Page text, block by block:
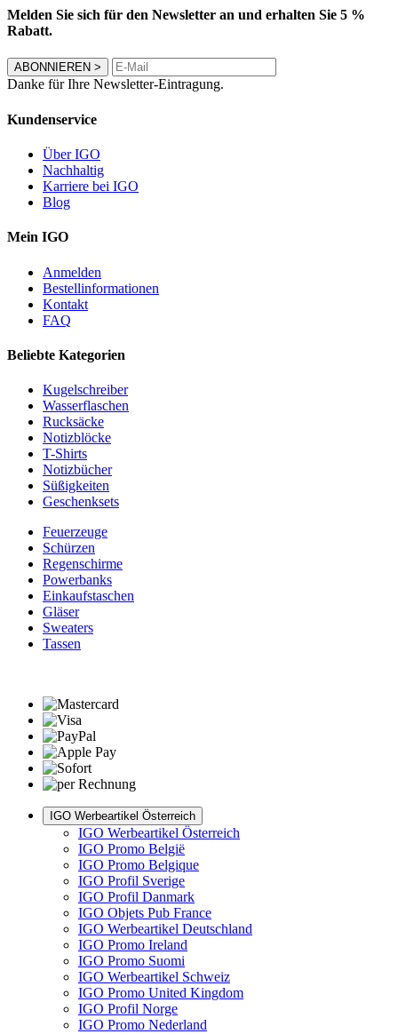
Melden Sie sich für den Newsletter an und erhalten Sie 5 %
Rabatt.
ABONNIEREN >
Danke für Ihre Newsletter-Eintragung.
Kundenservice
Über IGO
Nachhaltig
Karriere bei IGO
Blog
Mein IGO
Anmelden
Bestellinformationen
Kontakt
FAQ
Beliebte Kategorien
Kugelschreiber
Wasserflaschen
Rucksäcke
Notizblöcke
T-Shirts
Notizbücher
Süßigkeiten
Geschenksets
Feuerzeuge
Schürzen
Regenschirme
Powerbanks
Einkaufstaschen
Gläser
Sweaters
Tassen
IGO Werbeartikel Österreich
IGO Werbeartikel Österreich
IGO Promo België
IGO Promo Belgique
IGO Profil Sverige
IGO Profil Danmark
IGO Objets Pub France
IGO Werbeartikel Deutschland
IGO Promo Ireland
IGO Promo Suomi
IGO Werbeartikel Schweiz
IGO Promo United Kingdom
IGO Profil Norge
IGO Promo Nederland